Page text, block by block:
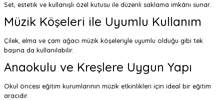
Set, estetik ve kullanışlı özel kutusu ile düzenli saklama imkânı sunar.
Müzik Köşeleri ile Uyumlu Kullanım
Çilek, elma ve çam ağacı müzik köşeleriyle uyumlu olduğu gibi tek
başına da kullanılabilir.
Anaokulu ve Kreşlere Uygun Yapı
Okul öncesi eğitim kurumlarının müzik etkinlikleri için ideal bir eğitim
aracıdır.